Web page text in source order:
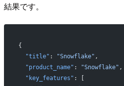
結果です。
{
  "title"
: "Snowflake" ,
  "product_name"
: "Snowflake" ,
  "key_features"
: [